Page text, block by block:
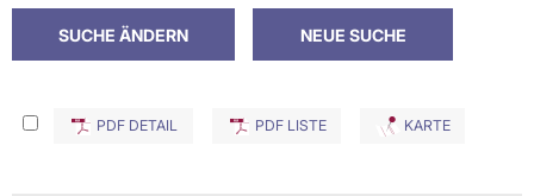
PDF DETAIL PDF LISTE KARTE